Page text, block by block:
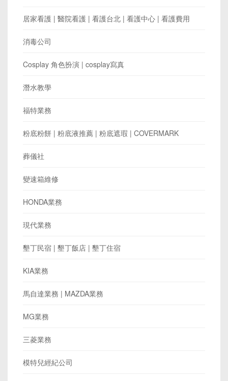
居家看護 | 醫院看護 | 看護台北 | 看護中心 | 看護費用
消毒公司
Cosplay 角色扮演 | cosplay寫真
潛水教學
福特業務
粉底粉餅 | 粉底液推薦 | 粉底遮瑕 | COVERMARK
葬儀社
變速箱維修
HONDA業務
現代業務
墾丁民宿 | 墾丁飯店 | 墾丁住宿
KIA業務
馬自達業務 | MAZDA業務
MG業務
三菱業務
模特兒經紀公司